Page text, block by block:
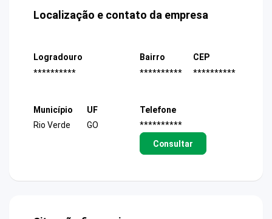
Localização e contato da empresa
Logradouro
**********
Bairro
**********
CEP
**********
Município
Rio Verde
UF
GO
Telefone
**********
Consultar